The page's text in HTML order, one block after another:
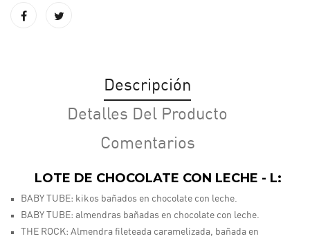
Descripción
Detalles Del Producto
Comentarios
LOTE DE CHOCOLATE CON LECHE - L:
BABY TUBE: kikos bañados en chocolate con leche.
BABY TUBE: almendras bañadas en chocolate con leche.
THE ROCK: Almendra fileteada caramelizada, bañada en